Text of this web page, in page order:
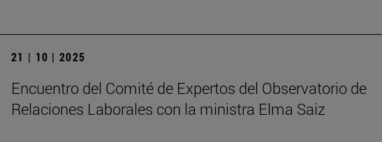
21 | 10 | 2025
Encuentro del Comité de Expertos del Observatorio de
Relaciones Laborales con la ministra Elma Saiz